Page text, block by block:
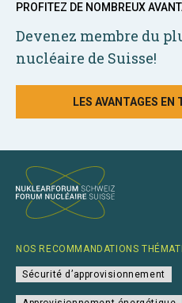
PROFITEZ DE NOMBREUX
Devenez membre du
nucléaire de Suisse!
LES AVANTAGES
NOS RECOMMANDATIONS
Sécurité d’approvisionnement